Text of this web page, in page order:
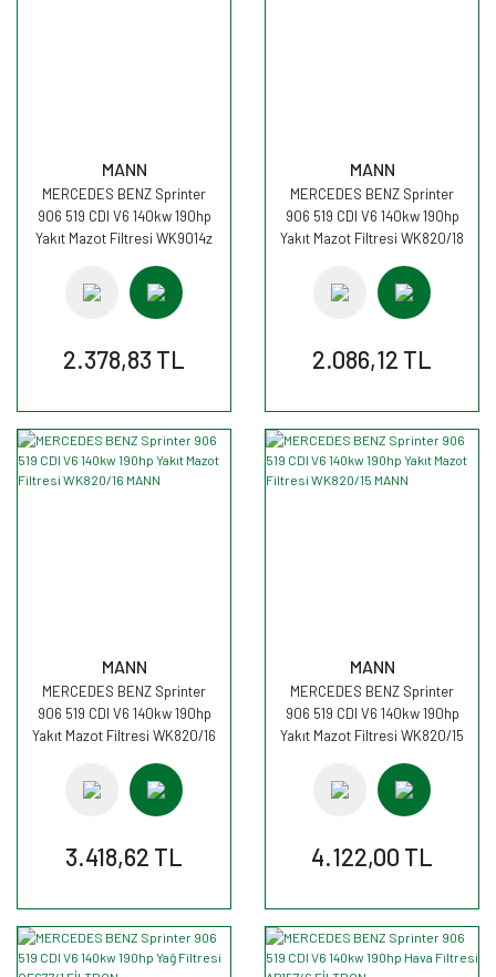
MANN
MERCEDES BENZ Sprinter
906 519 CDI V6 140kw 190hp
Yakıt Mazot Filtresi WK9014z
2.378,83 TL
MANN
MERCEDES BENZ Sprinter
906 519 CDI V6 140kw 190hp
Yakıt Mazot Filtresi WK820/18
2.086,12 TL
MANN
MERCEDES BENZ Sprinter
906 519 CDI V6 140kw 190hp
Yakıt Mazot Filtresi WK820/16
3.418,62 TL
MANN
MERCEDES BENZ Sprinter
906 519 CDI V6 140kw 190hp
Yakıt Mazot Filtresi WK820/15
4.122,00 TL